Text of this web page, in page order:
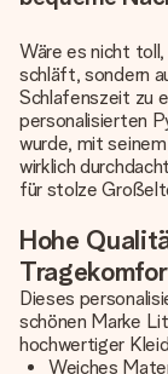
Wäre es nicht toll,
schläft, sondern
Schlafenszeit zu
personalisierten
wurde, mit
wirklich
für stolze
Hohe
Dieses
schönen Marke
hochwertiger
Weiches